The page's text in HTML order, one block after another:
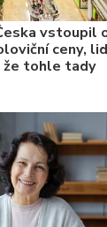
vstoupil
ceny,
že tohle tady